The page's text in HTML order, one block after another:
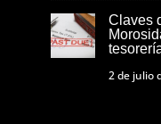
Claves
2 de julio